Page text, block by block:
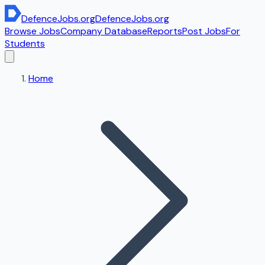
DefenceJobs.orgDefenceJobs.org
Browse JobsCompany DatabaseReportsPost JobsFor
Students
Home